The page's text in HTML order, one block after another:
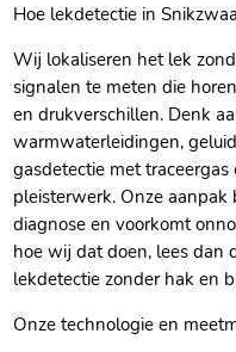
Hoe lekdetectie in
Wij lokaliseren het lek
signalen te meten die
en drukverschillen.​ Denk
warmwaterleidingen,
gasdetectie met
pleisterwerk.​ Onze
diagnose en voorkomt
hoe wij dat doen, lees dan
lekdetectie zonder hak en
Onze technologie en